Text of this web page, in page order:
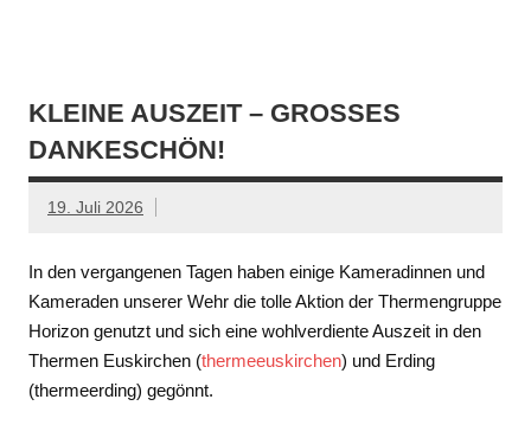
KLEINE AUSZEIT – GROSSES D
ANKESCHÖN!
19. Juli 2026
In den vergangenen Tagen haben einige Kameradinnen und
Kameraden unserer Wehr die tolle Aktion der Thermengruppe
Horizon genutzt und sich eine wohlverdiente Auszeit in den
Thermen Euskirchen (thermeeuskirchen) und Erding
(thermeerding) gegönnt.